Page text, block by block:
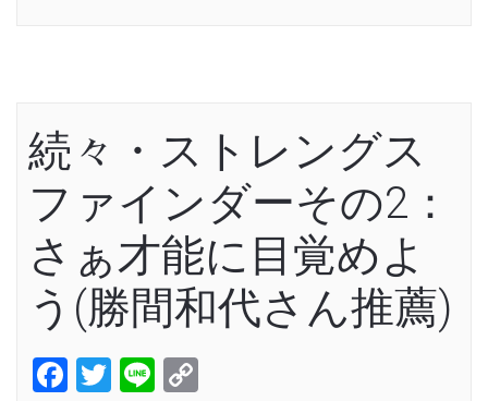
続々・ストレングス
ファインダーその2：
さぁ才能に目覚めよ
う(勝間和代さん推薦)
Facebook
Twitter
Line